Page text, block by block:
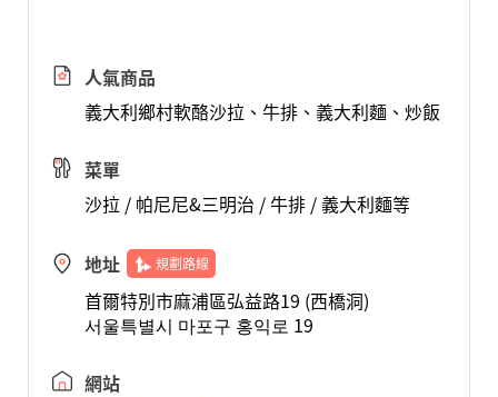
人氣商品
義大利鄉村軟酪沙拉、牛排、義大利麵、炒飯
菜單
沙拉 / 帕尼尼&三明治 / 牛排 / 義大利麵等
地址 規劃路線
首爾特別市麻浦區弘益路19 (西橋洞)
서울특별시 마포구 홍익로 19
網站